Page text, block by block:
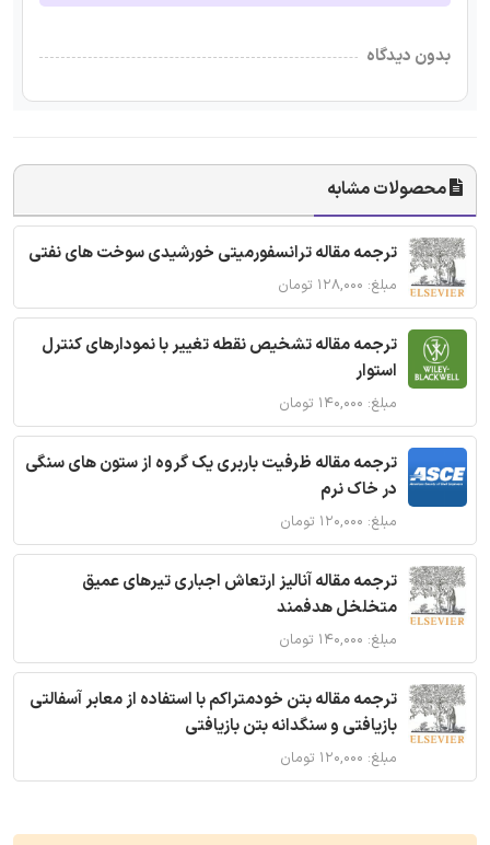
بدون دیدگاه
محصولات مشابه
ترجمه مقاله ترانسفورمیتی خورشیدی سوخت های نفتی
مبلغ: ۱۲۸,۰۰۰ تومان
ترجمه مقاله تشخیص نقطه تغییر با نمودارهای کنترل
استوار
مبلغ: ۱۴۰,۰۰۰ تومان
ترجمه مقاله ظرفیت باربری یک گروه از ستون های سنگی
در خاک نرم
مبلغ: ۱۲۰,۰۰۰ تومان
ترجمه مقاله آنالیز ارتعاش اجباری تیرهای عمیق
متخلخل هدفمند
مبلغ: ۱۴۰,۰۰۰ تومان
ترجمه مقاله بتن خودمتراکم با استفاده از معابر آسفالتی
بازیافتی و سنگدانه بتن بازیافتی
مبلغ: ۱۲۰,۰۰۰ تومان